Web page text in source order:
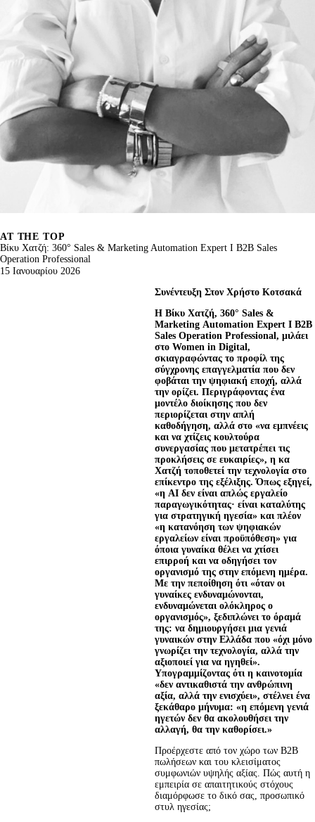
AT THE TOP
Βίκυ Χατζή: 360° Sales & Marketing Automation Expert I B2B Sales
Operation Professional
15 Ιανουαρίου 2026
Συνέντευξη Στον Χρήστο Κοτσακά
H Βίκυ Χατζή, 360° Sales &
Marketing Automation Expert I B2B
Sales Operation Professional, μιλάει
στο Women in Digital,
σκιαγραφώντας το προφίλ της
σύγχρονης επαγγελματία που δεν
φοβάται την ψηφιακή εποχή, αλλά
την ορίζει. Περιγράφοντας ένα
μοντέλο διοίκησης που δεν
περιορίζεται στην απλή
καθοδήγηση, αλλά στο «να εμπνέεις
και να χτίζεις κουλτούρα
συνεργασίας που μετατρέπει τις
προκλήσεις σε ευκαιρίες», η κα
Χατζή τοποθετεί την τεχνολογία στο
επίκεντρο της εξέλιξης. Όπως εξηγεί,
«η AI δεν είναι απλώς εργαλείο
παραγωγικότητας· είναι καταλύτης
για στρατηγική ηγεσία» και πλέον
«η κατανόηση των ψηφιακών
εργαλείων είναι προϋπόθεση» για
όποια γυναίκα θέλει να χτίσει
επιρροή και να οδηγήσει τον
οργανισμό της στην επόμενη ημέρα.
Με την πεποίθηση ότι «όταν οι
γυναίκες ενδυναμώνονται,
ενδυναμώνεται ολόκληρος ο
οργανισμός», ξεδιπλώνει το όραμά
της: να δημιουργήσει μια γενιά
γυναικών στην Ελλάδα που «όχι μόνο
γνωρίζει την τεχνολογία, αλλά την
αξιοποιεί για να ηγηθεί».
Υπογραμμίζοντας ότι η καινοτομία
«δεν αντικαθιστά την ανθρώπινη
αξία, αλλά την ενισχύει», στέλνει ένα
ξεκάθαρο μήνυμα: «η επόμενη γενιά
ηγετών δεν θα ακολουθήσει την
αλλαγή, θα την καθορίσει.»
Προέρχεστε από τον χώρο των B2B
πωλήσεων και του κλεισίματος
συμφωνιών υψηλής αξίας. Πώς αυτή η
εμπειρία σε απαιτητικούς στόχους
διαμόρφωσε το δικό σας, προσωπικό
στυλ ηγεσίας;